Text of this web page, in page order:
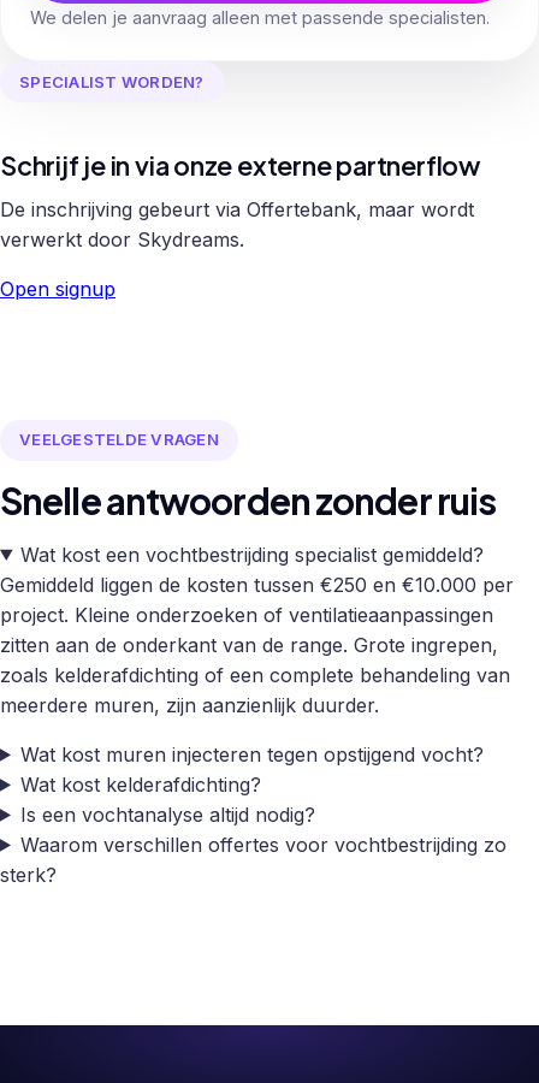
We delen je aanvraag alleen met passende specialisten.
SPECIALIST WORDEN?
Schrijf je in via onze externe partnerflow
De inschrijving gebeurt via Offertebank, maar wordt
verwerkt door Skydreams.
Open signup
VEELGESTELDE VRAGEN
Snelle antwoorden zonder ruis
Wat kost een vochtbestrijding specialist gemiddeld?
Gemiddeld liggen de kosten tussen €250 en €10.000 per
project. Kleine onderzoeken of ventilatieaanpassingen
zitten aan de onderkant van de range. Grote ingrepen,
zoals kelderafdichting of een complete behandeling van
meerdere muren, zijn aanzienlijk duurder.
Wat kost muren injecteren tegen opstijgend vocht?
Wat kost kelderafdichting?
Is een vochtanalyse altijd nodig?
Waarom verschillen offertes voor vochtbestrijding zo
sterk?